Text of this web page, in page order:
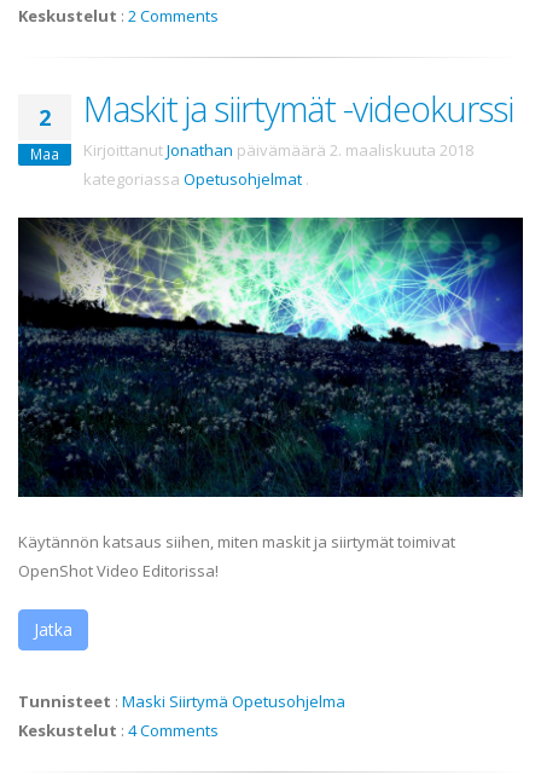
Keskustelut : 2 Comments
2
Maa
Maskit ja siirtymät -videokurssi
KirjoittanutJonathan päivämäärä 2. maaliskuuta 2018
kategoriassa Opetusohjelmat .
Käytännön katsaus siihen, miten maskit ja siirtymät toimivat
OpenShot Video Editorissa!
Jatka
Tunnisteet : Maski Siirtymä Opetusohjelma
Keskustelut : 4 Comments